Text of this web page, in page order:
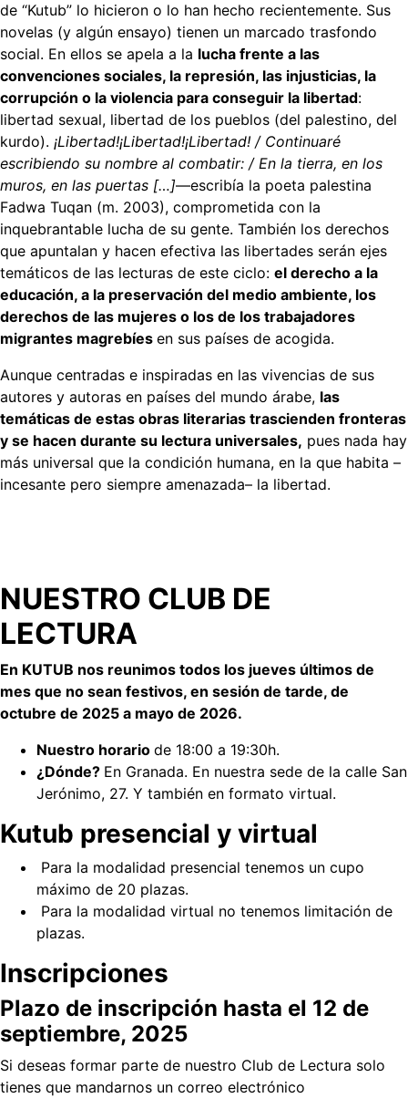
de “Kutub” lo hicieron o lo han hecho recientemente. Sus
novelas (y algún ensayo) tienen un marcado trasfondo
social. En ellos se apela a la lucha frente a las
convenciones sociales, la represión, las injusticias, la
corrupción o la violencia para conseguir la libertad:
libertad sexual, libertad de los pueblos (del palestino, del
kurdo). ¡Libertad!¡Libertad!¡Libertad! / Continuaré
escribiendo su nombre al combatir: / En la tierra, en los
muros, en las puertas […]—escribía la poeta palestina
Fadwa Tuqan (m. 2003), comprometida con la
inquebrantable lucha de su gente. También los derechos
que apuntalan y hacen efectiva las libertades serán ejes
temáticos de las lecturas de este ciclo: el derecho a la
educación, a la preservación del medio ambiente, los
derechos de las mujeres o los de los trabajadores
migrantes magrebíes en sus países de acogida.
Aunque centradas e inspiradas en las vivencias de sus
autores y autoras en países del mundo árabe, las
temáticas de estas obras literarias trascienden fronteras
y se hacen durante su lectura universales, pues nada hay
más universal que la condición humana, en la que habita –
incesante pero siempre amenazada– la libertad.
NUESTRO CLUB DE
LECTURA
En KUTUB nos reunimos todos los jueves últimos de
mes que no sean festivos, en sesión de tarde, de
octubre de 2025 a mayo de 2026.
Nuestro horario de 18:00 a 19:30h.
¿Dónde? En Granada. En nuestra sede de la calle San
Jerónimo, 27. Y también en formato virtual.
Kutub presencial y virtual
Para la modalidad presencial tenemos un cupo
máximo de 20 plazas.
Para la modalidad virtual no tenemos limitación de
plazas.
Inscripciones
Plazo de inscripción hasta el 12 de
septiembre, 2025
Si deseas formar parte de nuestro Club de Lectura solo
tienes que mandarnos un correo electrónico